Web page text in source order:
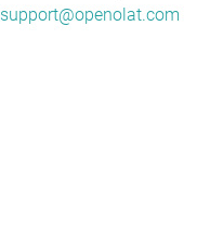
support@openolat.com